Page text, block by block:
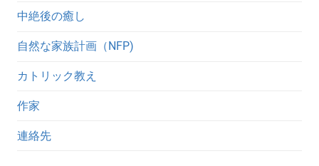
中絶後の癒し
自然な家族計画（NFP)
カトリック教え
作家
連絡先